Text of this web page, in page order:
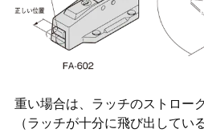
重い場合は、ラッチのストロー
（ラッチが十分に飛び出してい